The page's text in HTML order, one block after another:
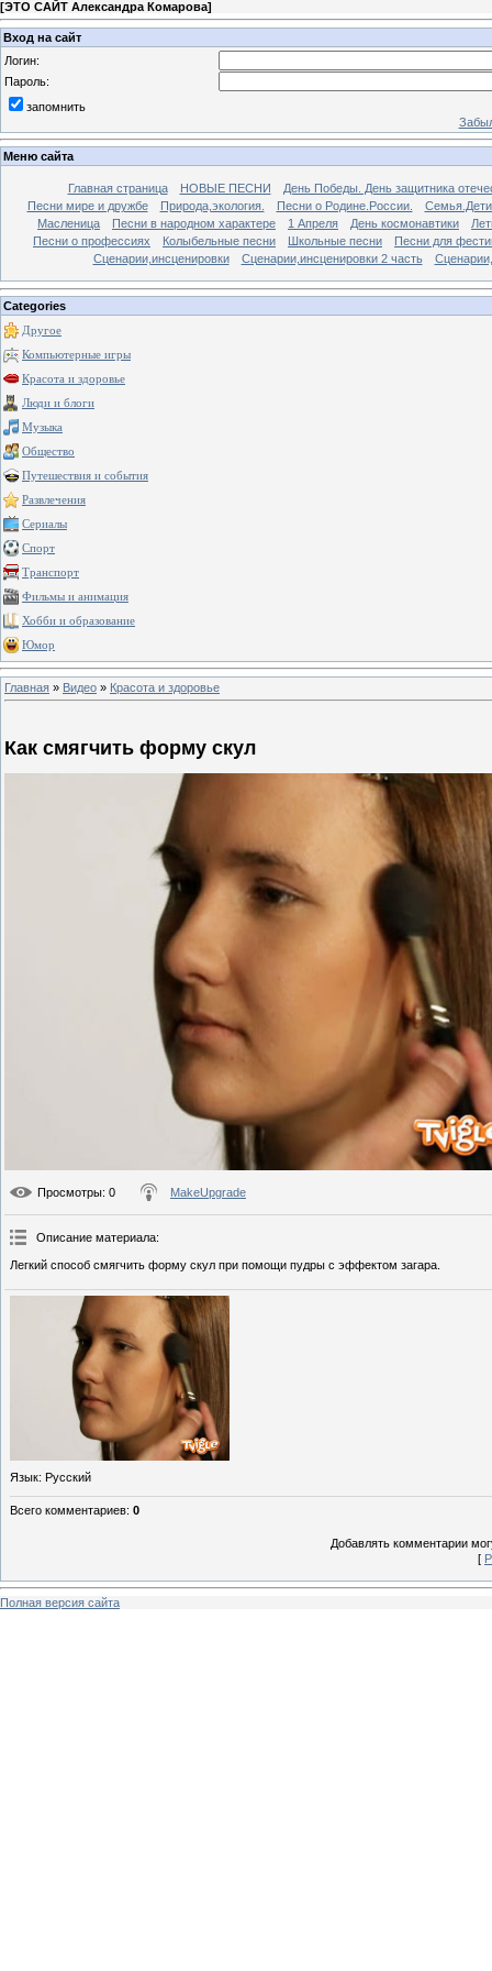
[ЭТО САЙТ Александра Комарова]
Вход на сайт
Логин:
Пароль:
запомнить
Меню сайта
Главная страница НОВЫЕ ПЕСНИ
День Победы. День защитника
Песни мире и дружбе
Природа,экология. Песни о Родине.России.
Масленица
Песни в народном характере 1 Апреля День космонавтики
Песни о профессиях
Колыбельные песни Школьные песни
Песни для
Сценарии,инсценировки
Сценарии,инсценировки 2 часть
Categories
Другое
Компьютерные игры
Красота и здоровье
Люди и блоги
Музыка
Общество
Путешествия и события
Развлечения
Сериалы
Спорт
Транспорт
Фильмы и анимация
Хобби и образование
Юмор
Главная » Видео » Красота и здоровье
Как смягчить форму скул
Просмотры: 0 MakeUpgrade
Описание материала:
Легкий способ смягчить форму скул при помощи пудры с эффектом загара.
Язык: Русский
Всего комментариев: 0
Добавлять комментарии
[
Полная версия сайта